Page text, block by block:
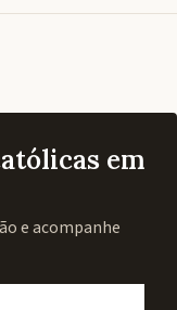
em
e acompanhe